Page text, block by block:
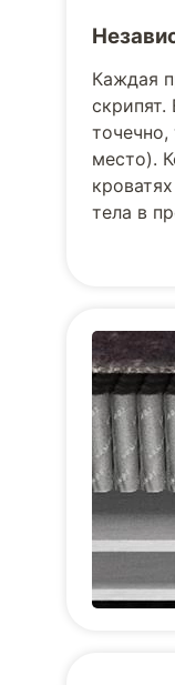
Каждая
место).
тела в